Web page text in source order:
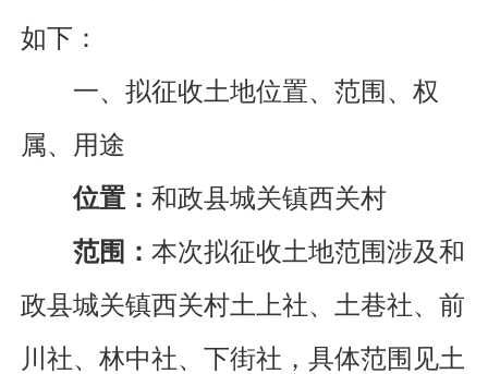
如下：
一、 拟征收土地位置、范围、权
属、用途
位置： 和政县城关镇西关村
范围： 本次拟征收土地范围涉及和
政县城关镇西关村土上社、土巷社、前
川社、林中社、下街社， 具体范围见土